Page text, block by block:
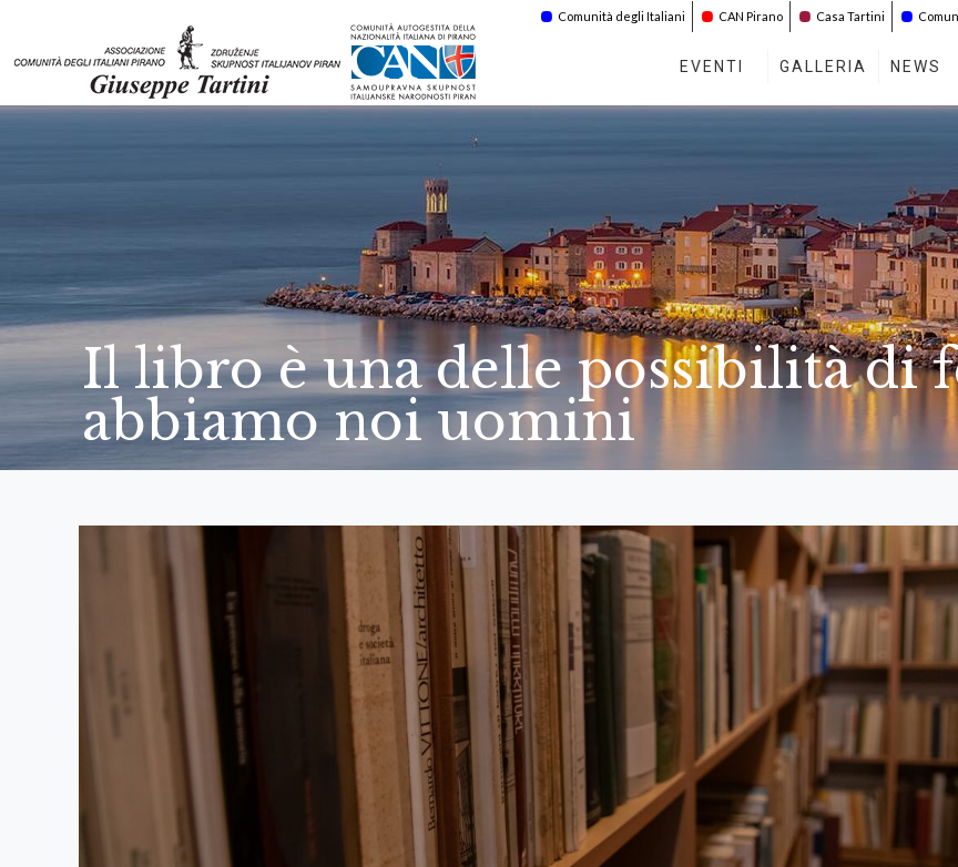
Comunità degli Italiani CAN Pirano Casa Tartini
EVENTI GALLERIA NEWS
Il libro è una delle possibilità di
abbiamo noi uomini